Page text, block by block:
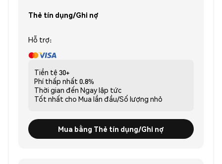
Thẻ tín dụng/Ghi nợ
Hỗ trợ:
Tiền tệ 30+
Phí thấp nhất 0.8%
Thời gian đến Ngay lập tức
Tốt nhất cho Mua lần đầu/Số lượng nhỏ
Mua bằng Thẻ tín dụng/Ghi nợ